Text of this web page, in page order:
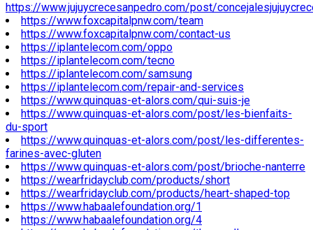
https://www.jujuycrecesanpedro.com/post/
https://www.foxcapitalpnw.com/team
https://www.foxcapitalpnw.com/contact-us
https://iplantelecom.com/oppo
https://iplantelecom.com/tecno
https://iplantelecom.com/samsung
https://iplantelecom.com/repair-and-services
https://www.quinquas-et-alors.com/qui-suis-je
https://www.quinquas-et-alors.com/post/les-bienfaits-
du-sport
https://www.quinquas-et-alors.com/post/les-differentes-
farines-avec-gluten
https://www.quinquas-et-alors.com/post/brioche-nanterre
https://wearfridayclub.com/products/short
https://wearfridayclub.com/products/heart-shaped-top
https://www.habaalefoundation.org/1
https://www.habaalefoundation.org/4